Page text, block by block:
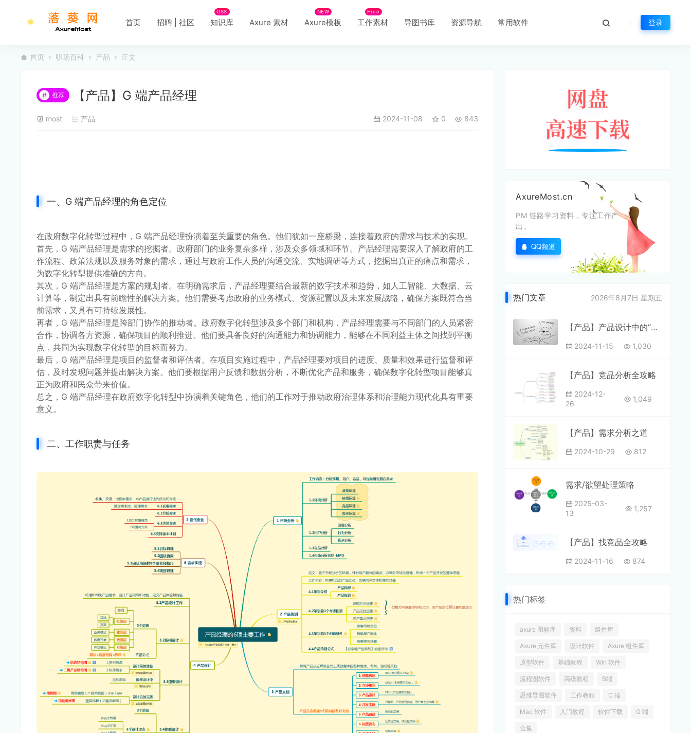
首页 招聘 | 社区 知识库
OSS
Axure 素材 Axure模板
NEW
工作素材
Free
导图书库 资源导航 常用软件 登录
首页 职场百科 产品 正文
# 推荐 【产品】G 端产品经理
most 产品 2024-11-08 0 843
一、G 端产品经理的角色定位
在政府数字化转型过程中，G 端产品经理扮演着至关重要的角色。他们犹如一座桥梁，连接着政府的需求与技术的实现。
首先，G 端产品经理是需求的挖掘者。政府部门的业务复杂多样，涉及众多领域和环节。产品经理需要深入了解政府的工
作流程、政策法规以及服务对象的需求，通过与政府工作人员的沟通交流、实地调研等方式，挖掘出真正的痛点和需求，
为数字化转型提供准确的方向。
其次，G 端产品经理是方案的规划者。在明确需求后，产品经理要结合最新的数字技术和趋势，如人工智能、大数据、云
计算等，制定出具有前瞻性的解决方案。他们需要考虑政府的业务模式、资源配置以及未来发展战略，确保方案既符合当
前需求，又具有可持续发展性。
再者，G 端产品经理是跨部门协作的推动者。政府数字化转型涉及多个部门和机构，产品经理需要与不同部门的人员紧密
合作，协调各方资源，确保项目的顺利推进。他们要具备良好的沟通能力和协调能力，能够在不同利益主体之间找到平衡
点，共同为实现数字化转型的目标而努力。
最后，G 端产品经理是项目的监督者和评估者。在项目实施过程中，产品经理要对项目的进度、质量和效果进行监督和评
估，及时发现问题并提出解决方案。他们要根据用户反馈和数据分析，不断优化产品和服务，确保数字化转型项目能够真
正为政府和民众带来价值。
总之，G 端产品经理在政府数字化转型中扮演着关键角色，他们的工作对于推动政府治理体系和治理能力现代化具有重要
意义。
二、工作职责与任务
AxureMost.cn
PM 链路学习资料，专注工作产
出。
QQ频道
热门文章 2026年8月7日 星期五
【产品】产品设计中的“雷区”
2024-11-15 1,030
【产品】竞品分析全攻略
2024-12-
26
1,049
【产品】需求分析之道
2024-10-29 812
需求/欲望处理策略
2025-03-
13
1,257
【产品】找竞品全攻略
2024-11-16 874
热门标签
axure 图标库 资料 组件库
Axure 元件库 设计软件 Axure 组件库
原型软件 基础教程 Win 软件
流程图软件 高级教程 B端
思维导图软件 工作教程 C 端
Mac 软件 入门教程 软件下载 G 端
合集